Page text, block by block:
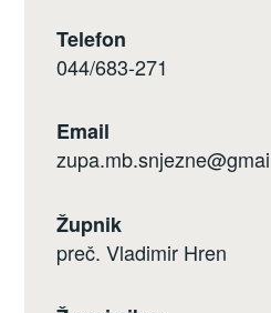
Telefon
044/683-271
Email
Župnik
preč. Vladimir Hren